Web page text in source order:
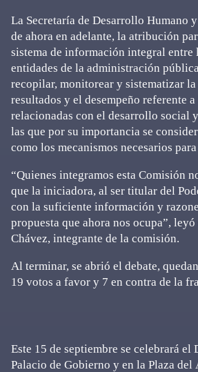
La Secretaría de Desarrollo Humano
de ahora en adelante, la atribución
sistema de información integral entre
entidades de la administración
recopilar, monitorear y sistematizar
resultados y el desempeño referente a
relacionadas con el desarrollo social
las que por su importancia se
como los mecanismos necesarios
“Quienes integramos esta Comisión
que la iniciadora, al ser titular del
con la suficiente información y
propuesta que ahora nos ocupa”,
Chávez, integrante de la comisión.
Al terminar, se abrió el debate,
19 votos a favor y 7 en contra de la
Este 15 de septiembre se celebrará el
Palacio de Gobierno y en la Plaza